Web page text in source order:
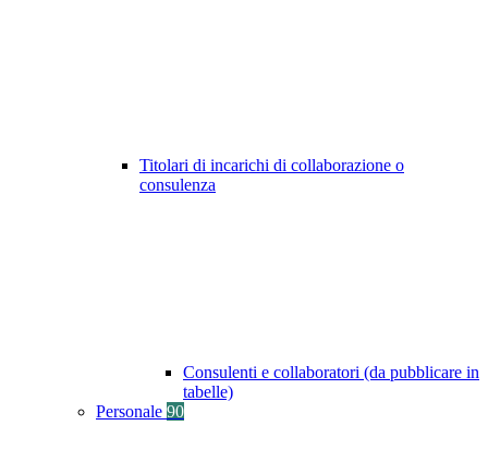
Titolari di incarichi di collaborazione o
consulenza
Consulenti e collaboratori (da pubblicare in
tabelle)
Personale 90